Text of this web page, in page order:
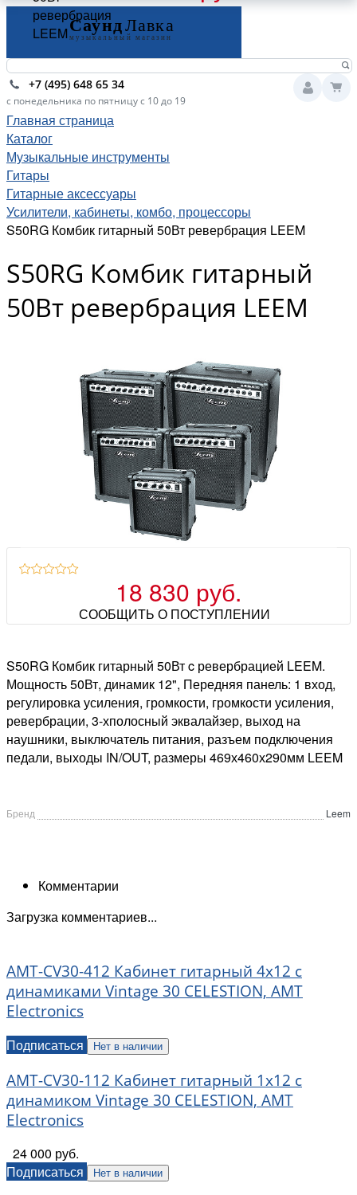
+7 (495) 648 65 34
с понедельника по пятницу с 10 до 19
Главная страница
Каталог
Музыкальные инструменты
Гитары
Гитарные аксессуары
Усилители, кабинеты, комбо, процессоры
S50RG Комбик гитарный 50Вт ревербрация LEEM
S50RG Комбик гитарный
50Вт ревербрация LEEM
18 830 руб.
СООБЩИТЬ О ПОСТУПЛЕНИИ
S50RG Комбик гитарный 50Вт c ревербрацией LEEM.
Мощность 50Вт, динамик 12", Передняя панель: 1 вход,
регулировка усиления, громкости, громкости усиления,
ревербрации, 3-хполосный эквалайзер, выход на
наушники, выключатель питания, разъем подключения
педали, выходы IN/OUT, размеры 469х460х290мм LEEM
Бренд Leem
Комментарии
Загрузка комментариев...
ревербрация
LEEM
AMT-CV30-412 Кабинет гитарный 4x12 c
динамиками Vintage 30 CELESTION, AMT
Electronics
Подписаться Нет в наличии
AMT-CV30-112 Кабинет гитарный 1x12 c
динамиком Vintage 30 CELESTION, AMT
Electronics
24 000 руб.
Подписаться
Нет в наличии